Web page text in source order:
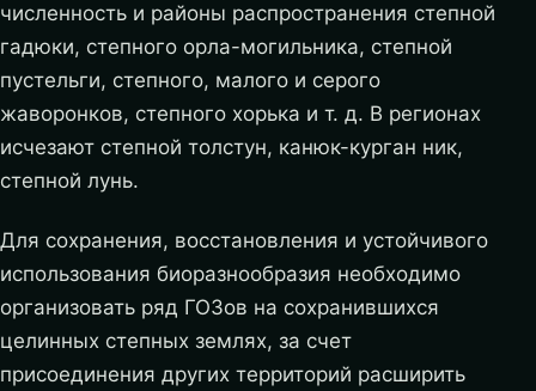
численность и районы распространения степной
гадюки, степного орла-могильника, степной
пустельги, степного, малого и серого
жаворонков, степного хорька и т. д. В регионах
исчезают степной толстун, канюк-курган ник,
степной лунь.
Для сохранения, восстановления и устойчивого
использования биоразнообразия необходимо
организовать ряд ГОЗов на сохранившихся
целинных степных землях, за счет
присоединения других территорий расширить